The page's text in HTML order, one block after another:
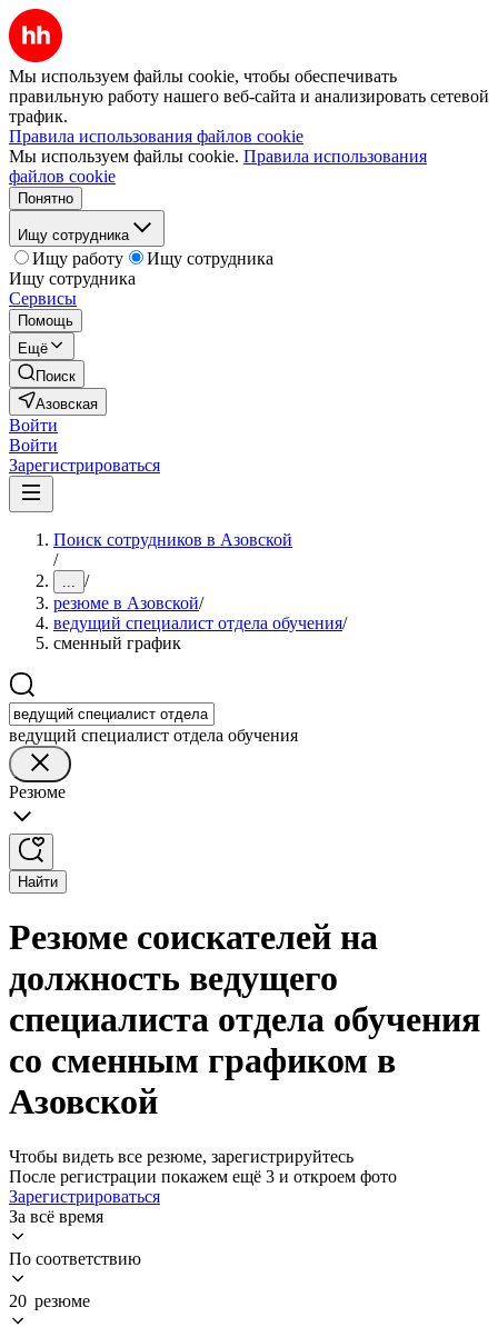
Мы используем файлы cookie, чтобы обеспечивать
правильную работу нашего веб-сайта и анализировать сетевой
трафик.
Правила использования файлов cookie
Мы используем файлы cookie. Правила использования
файлов cookie
Понятно
Ищу сотрудника
Ищу работу
Ищу сотрудника
Ищу сотрудника
Сервисы
Помощь
Ещё
Поиск
Азовская
Войти
Войти
Зарегистрироваться
Поиск сотрудников в Азовской
/
... /
резюме в Азовской/
ведущий специалист отдела обучения/
сменный график
ведущий специалист отдела обучения
Резюме
Найти
Резюме соискателей на
должность ведущего
специалиста отдела обучения
со сменным графиком в
Азовской
Чтобы видеть все резюме, зарегистрируйтесь
После регистрации покажем ещё 3 и откроем фото
Зарегистрироваться
За всё время
По соответствию
20 резюме